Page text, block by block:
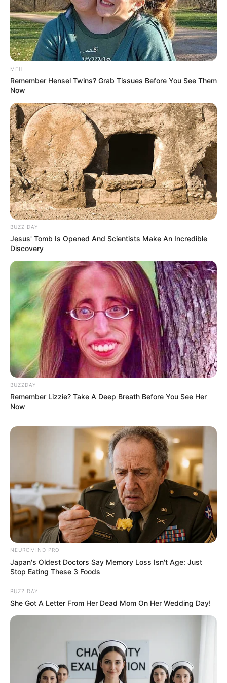
6. Eunbin
(foto: twitter/CUBECLC)
Biodata & Profil
Nama Lengkap: Kwon Eunbin
Nama Panggung: Eunbin
Tempat, Tanggal Lahir: Seoul, 6 Januari 2000
Kewarganegaraan: Korea Selatan
Golongan Darah: B
Zodiak: Capricorn
Posisi: Lead Rapper, Vocalist, Face of the Group, Maknae
Keahlian Khusus: Bermain gitar, pole dance
Hobi: Belanja
Fakta Menarik
Diperkenalkan sebagai personil baru CLC bersama dengan
Elkie pada Februari 2016.
Menempuh pendidikan di Onham Middle School, Oryu High
School dan Hanlim Multi Arts School.
MFH
Remember Hensel Twins? Grab Tissues Before You See Them
Now
BUZZ DAY
Jesus' Tomb Is Opened And Scientists Make An Incredible
Discovery
BUZZDAY
Remember Lizzie? Take A Deep Breath Before You See Her
Now
NEUROMIND PRO
Japan's Oldest Doctors Say Memory Loss Isn't Age: Just
Stop Eating These 3 Foods
BUZZ DAY
She Got A Letter From Her Dead Mom On Her Wedding Day!